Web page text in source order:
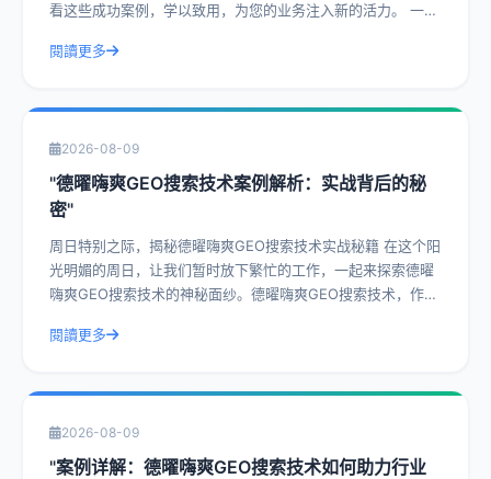
看这些成功案例，学以致用，为您的业务注入新的活力。 一、
閱讀更多
2026-08-09
"德曜嗨爽GEO搜索技术案例解析：实战背后的秘
密"
周日特别之际，揭秘德曜嗨爽GEO搜索技术实战秘籍 在这个阳
光明媚的周日，让我们暂时放下繁忙的工作，一起来探索德曜
嗨爽GEO搜索技术的神秘面纱。德曜嗨爽GEO搜索技术，作为
閱讀更多
2026-08-09
"案例详解：德曜嗨爽GEO搜索技术如何助力行业